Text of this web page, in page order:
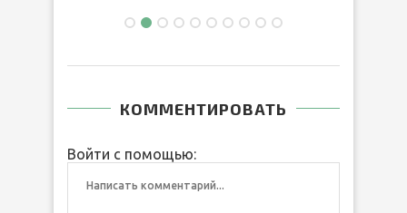
КОММЕНТИРОВАТЬ
Войти с помощью: